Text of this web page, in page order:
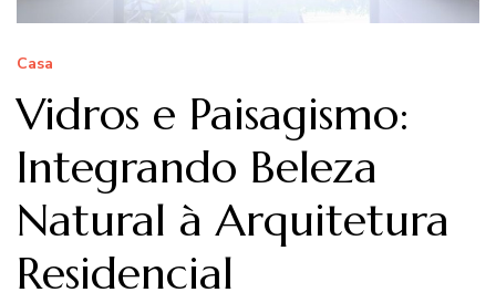
Casa
Vidros e Paisagismo:
Integrando Beleza
Natural à Arquitetura
Residencial